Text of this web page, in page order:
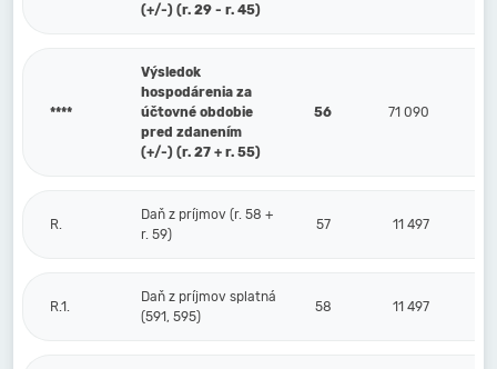
(+/-) (r. 29 - r. 45)
****
Výsledok
hospodárenia za
účtovné obdobie
pred zdanením
(+/-) (r. 27 + r. 55)
56 71 090
R.
Daň z príjmov (r. 58 +
r. 59)
57 11 497
R.1.
Daň z príjmov splatná
(591, 595)
58 11 497